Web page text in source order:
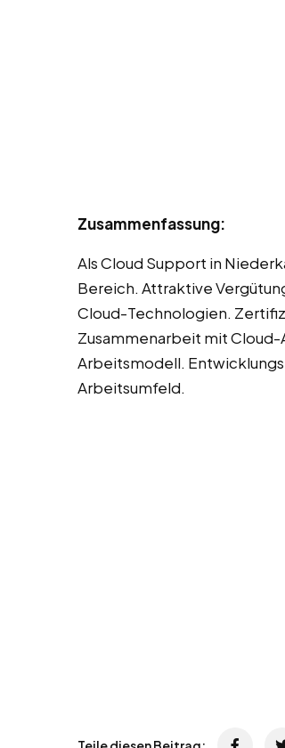
Zusammenfassung:
Als Cloud Support in
Bereich. Attraktive
Cloud-Technologien.
Zusammenarbeit mit
Arbeitsmodell.
Arbeitsumfeld.